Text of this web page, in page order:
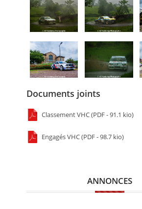
Documents joints
Classement VHC (PDF - 91.1 kio)
Engagés VHC (PDF - 98.7 kio)
ANNONCES